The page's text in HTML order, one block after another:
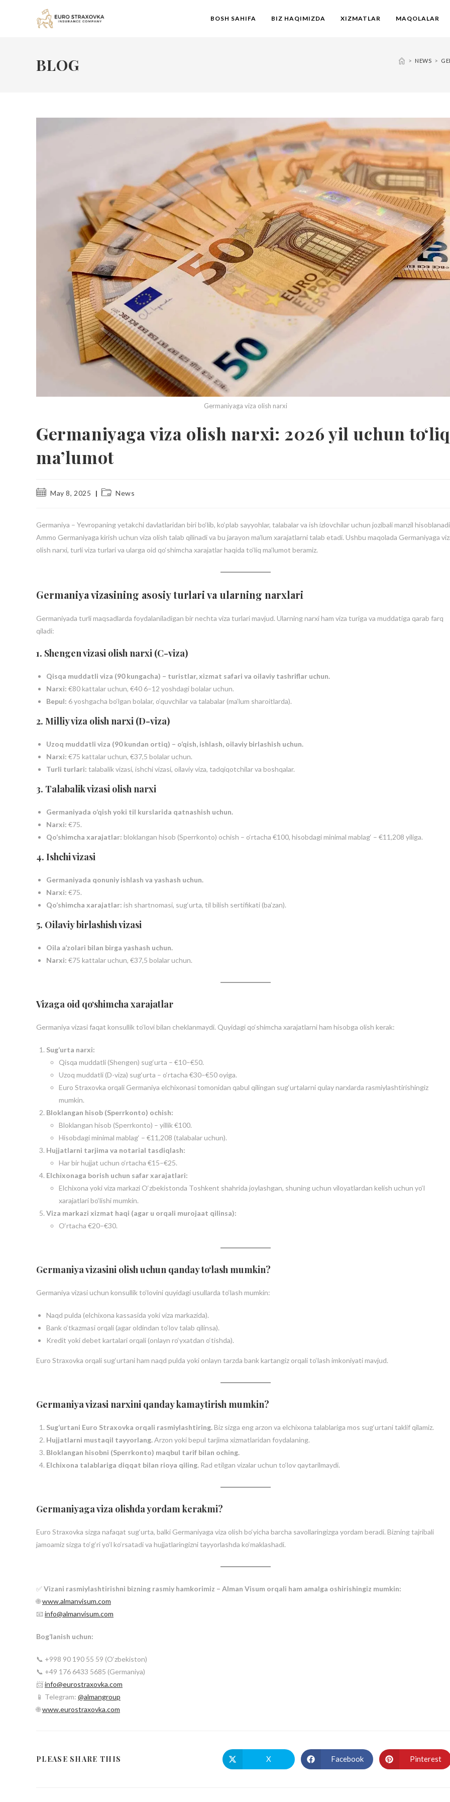
BOSH SAHIFA BIZ HAQIMIZDA XIZMATLAR MAQOLALAR
BLOG > NEWS >
Germaniyaga viza olish narxi
Germaniyaga viza olish narxi: 2026 yil uchun to‘liq
ma’lumot
May 8, 2025 News
Germaniya – Yevropaning yetakchi davlatlaridan biri bo‘lib, ko‘plab sayyohlar, talabalar va ish izlovchilar uchun jozibali manzil
Ammo Germaniyaga kirish uchun viza olish talab qilinadi va bu jarayon ma’lum xarajatlarni talab etadi. Ushbu maqolada Germaniyaga
olish narxi, turli viza turlari va ularga oid qo‘shimcha xarajatlar haqida to‘liq ma’lumot beramiz.
Germaniya vizasining asosiy turlari va ularning narxlari
Germaniyada turli maqsadlarda foydalaniladigan bir nechta viza turlari mavjud. Ularning narxi ham viza turiga va muddatiga qarab farq
qiladi:
1. Shengen vizasi olish narxi (C-viza)
Qisqa muddatli viza (90 kungacha) – turistlar, xizmat safari va oilaviy tashriflar uchun.
Narxi: €80 kattalar uchun, €40 6–12 yoshdagi bolalar uchun.
Bepul: 6 yoshgacha bo‘lgan bolalar, o‘quvchilar va talabalar (ma’lum sharoitlarda).
2. Milliy viza olish narxi (D-viza)
Uzoq muddatli viza (90 kundan ortiq) – o‘qish, ishlash, oilaviy birlashish uchun.
Narxi: €75 kattalar uchun, €37,5 bolalar uchun.
Turli turlari: talabalik vizasi, ishchi vizasi, oilaviy viza, tadqiqotchilar va boshqalar.
3. Talabalik vizasi olish narxi
Germaniyada o‘qish yoki til kurslarida qatnashish uchun.
Narxi: €75.
Qo‘shimcha xarajatlar: bloklangan hisob (Sperrkonto) ochish – o‘rtacha €100, hisobdagi minimal mablag‘ – €11,208 yiliga.
4. Ishchi vizasi
Germaniyada qonuniy ishlash va yashash uchun.
Narxi: €75.
Qo‘shimcha xarajatlar: ish shartnomasi, sug‘urta, til bilish sertifikati (ba’zan).
5. Oilaviy birlashish vizasi
Oila a’zolari bilan birga yashash uchun.
Narxi: €75 kattalar uchun, €37,5 bolalar uchun.
Vizaga oid qo‘shimcha xarajatlar
Germaniya vizasi faqat konsullik to‘lovi bilan cheklanmaydi. Quyidagi qo‘shimcha xarajatlarni ham hisobga olish kerak:
Sug‘urta narxi:
Qisqa muddatli (Shengen) sug‘urta – €10–€50.
Uzoq muddatli (D-viza) sug‘urta – o‘rtacha €30–€50 oyiga.
Euro Straxovka orqali Germaniya elchixonasi tomonidan qabul qilingan sug‘urtalarni qulay narxlarda rasmiylashtirishingiz
mumkin.
Bloklangan hisob (Sperrkonto) ochish:
Bloklangan hisob (Sperrkonto) – yillik €100.
Hisobdagi minimal mablag‘ – €11,208 (talabalar uchun).
Hujjatlarni tarjima va notarial tasdiqlash:
Har bir hujjat uchun o‘rtacha €15–€25.
Elchixonaga borish uchun safar xarajatlari:
Elchixona yoki viza markazi O‘zbekistonda Toshkent shahrida joylashgan, shuning uchun viloyatlardan kelish uchun yo‘l
xarajatlari bo‘lishi mumkin.
Viza markazi xizmat haqi (agar u orqali murojaat qilinsa):
O‘rtacha €20–€30.
Germaniya vizasini olish uchun qanday to‘lash mumkin?
Germaniya vizasi uchun konsullik to‘lovini quyidagi usullarda to‘lash mumkin:
Naqd pulda (elchixona kassasida yoki viza markazida).
Bank o‘tkazmasi orqali (agar oldindan to‘lov talab qilinsa).
Kredit yoki debet kartalari orqali (onlayn ro‘yxatdan o‘tishda).
Euro Straxovka orqali sug‘urtani ham naqd pulda yoki onlayn tarzda bank kartangiz orqali to‘lash imkoniyati mavjud.
Germaniya vizasi narxini qanday kamaytirish mumkin?
Sug‘urtani Euro Straxovka orqali rasmiylashtiring.Biz sizga eng arzon va elchixona talablariga mos sug‘urtani taklif qilamiz.
Hujjatlarni mustaqil tayyorlang.Arzon yoki bepul tarjima xizmatlaridan foydalaning.
Bloklangan hisobni (Sperrkonto) maqbul tarif bilan oching.
Elchixona talablariga diqqat bilan rioya qiling. Rad etilgan vizalar uchun to‘lov qaytarilmaydi.
Germaniyaga viza olishda yordam kerakmi?
Euro Straxovka sizga nafaqat sug‘urta, balki Germaniyaga viza olish bo‘yicha barcha savollaringizga yordam beradi. Bizning tajribali
jamoamiz sizga to‘g‘ri yo‘l ko‘rsatadi va hujjatlaringizni tayyorlashda ko‘maklashadi.
✅Vizani rasmiylashtirishni bizning rasmiy hamkorimiz – Alman Visum orqali ham amalga oshirishingiz mumkin:
🌐www.almanvisum.com
📧 info@almanvisum.com
Bog‘lanish uchun:
📞 +998 90 190 55 59 (O‘zbekiston)
📞 +49 176 6433 5685 (Germaniya)
📨info@eurostraxovka.com
📱 Telegram: @almangroup
🌐www.eurostraxovka.com
PLEASE SHARE THIS X Facebook Pinterest